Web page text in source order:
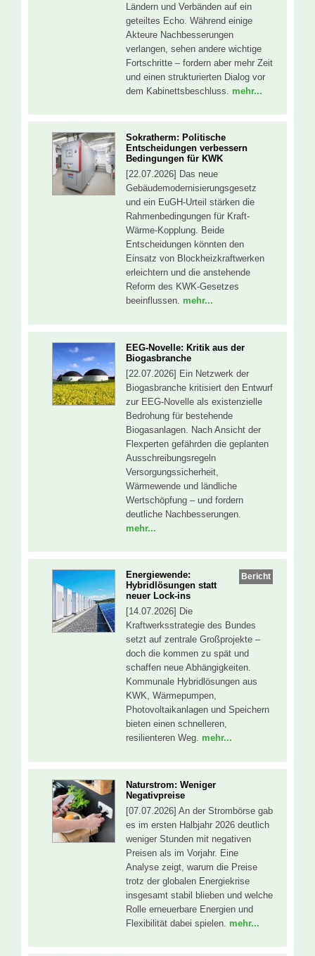
Ländern und Verbänden auf ein
geteiltes Echo. Während einige
Akteure Nachbesserungen
verlangen, sehen andere wichtige
Fortschritte – fordern aber mehr Zeit
und einen strukturierten Dialog vor
dem Kabinettsbeschluss. mehr...
Sokratherm: Politische
Entscheidungen verbessern
Bedingungen für KWK
[22.07.2026] Das neue
Gebäudemodernisierungsgesetz
und ein EuGH-Urteil stärken die
Rahmenbedingungen für Kraft-
Wärme-Kopplung. Beide
Entscheidungen könnten den
Einsatz von Blockheizkraftwerken
erleichtern und die anstehende
Reform des KWK-Gesetzes
beeinflussen. mehr...
EEG-Novelle: Kritik aus der
Biogasbranche
[22.07.2026] Ein Netzwerk der
Biogasbranche kritisiert den Entwurf
zur EEG-Novelle als existenzielle
Bedrohung für bestehende
Biogasanlagen. Nach Ansicht der
Flexperten gefährden die geplanten
Ausschreibungsregeln
Versorgungssicherheit,
Wärmewende und ländliche
Wertschöpfung – und fordern
deutliche Nachbesserungen.
mehr...
Bericht
Energiewende:
Hybridlösungen statt
neuer Lock-ins
[14.07.2026] Die
Kraftwerksstrategie des Bundes
setzt auf zentrale Großprojekte –
doch die kommen zu spät und
schaffen neue Abhängigkeiten.
Kommunale Hybridlösungen aus
KWK, Wärmepumpen,
Photovoltaikanlagen und Speichern
bieten einen schnelleren,
resilienteren Weg. mehr...
Naturstrom: Weniger
Negativpreise
[07.07.2026] An der Strombörse gab
es im ersten Halbjahr 2026 deutlich
weniger Stunden mit negativen
Preisen als im Vorjahr. Eine
Analyse zeigt, warum die Preise
trotz der globalen Energiekrise
insgesamt stabil blieben und welche
Rolle erneuerbare Energien und
Flexibilität dabei spielen. mehr...